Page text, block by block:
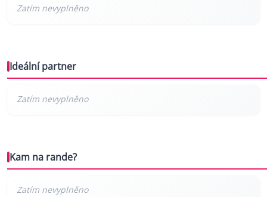
Ideální partner
Kam na rande?